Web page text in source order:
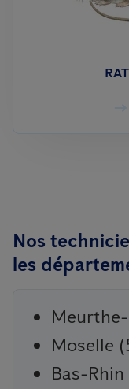
Nos
les
Moselle
Bas-Rhin